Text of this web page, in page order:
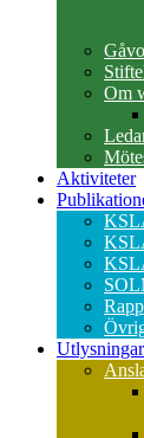
Om
Aktiviteter
Utlysningar